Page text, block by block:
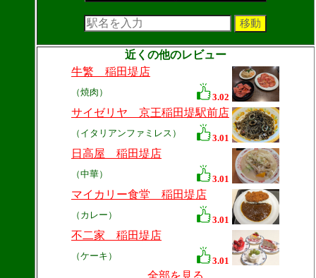
近くの他のレビュー
牛繁 稲田堤店
（焼肉） 3.02
サイゼリヤ 京王稲田堤駅前店
（イタリアンファミレス） 3.01
日高屋 稲田堤店
（中華） 3.01
マイカリー食堂 稲田堤店
（カレー） 3.01
不二家 稲田堤店
（ケーキ） 3.01